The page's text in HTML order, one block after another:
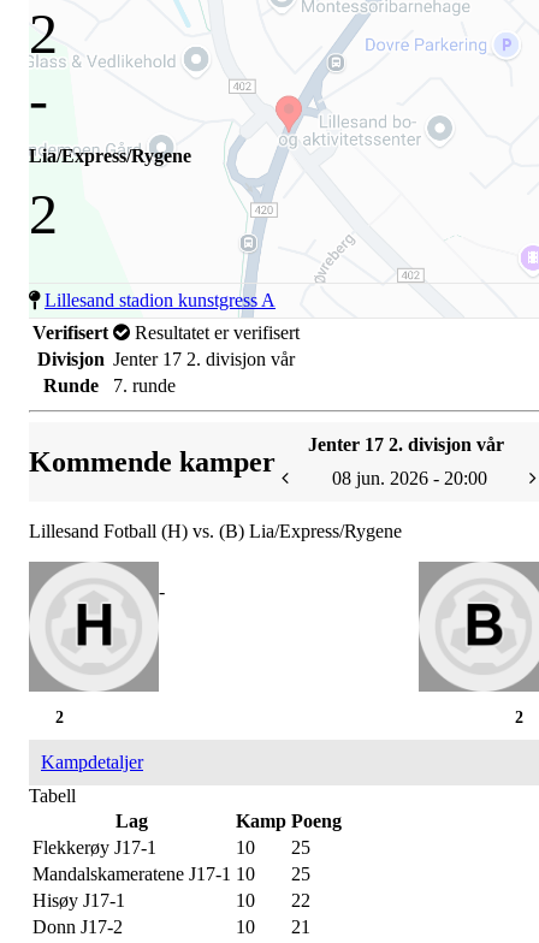
2
-
Lia/Express/Rygene
2
Lillesand stadion kunstgress A
Verifisert
Resultatet er verifisert
Divisjon Jenter 17 2. divisjon vår
Runde
7. runde
Kommende kamper
Jenter 17 2. divisjon vår
08 jun. 2026 - 20:00
Lillesand Fotball (H) vs. (B) Lia/Express/Rygene
-
2
2
Kampdetaljer
Tabell
Lag
Kamp Poeng
Flekkerøy J17-1
10
25
Mandalskameratene J17-1 10
25
Hisøy J17-1
10
22
Donn J17-2
10 21